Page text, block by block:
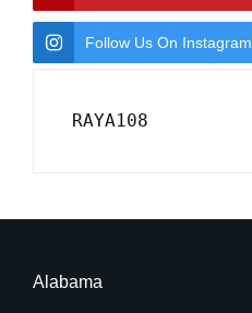
Follow Us On Instagram
RAYA108
Alabama